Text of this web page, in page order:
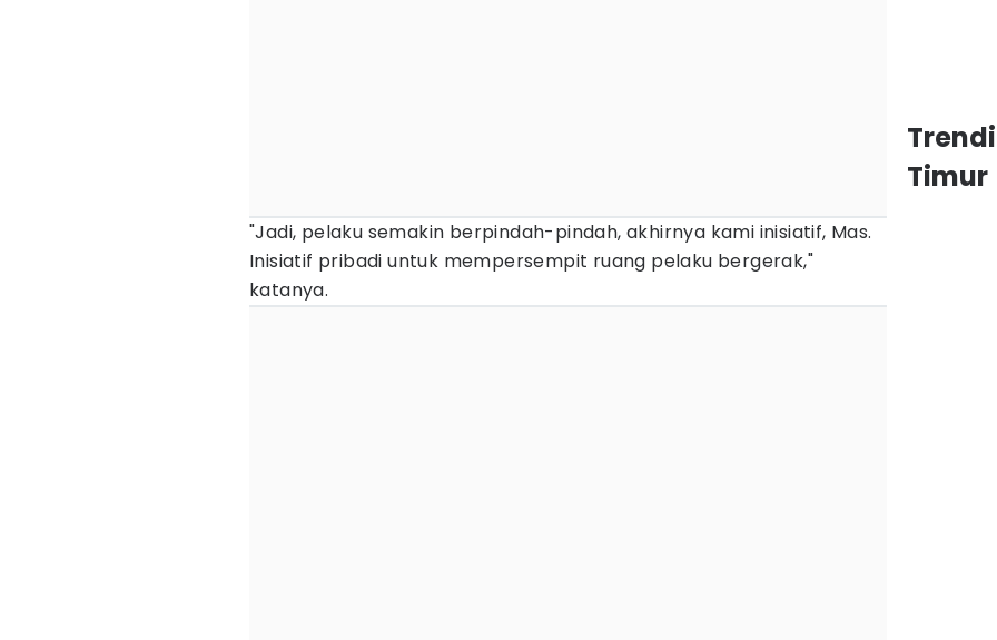
"Jadi, pelaku semakin berpindah-pindah, akhirnya kami inisiatif, Mas.
Inisiatif pribadi untuk mempersempit ruang pelaku bergerak,"
katanya.
Timur